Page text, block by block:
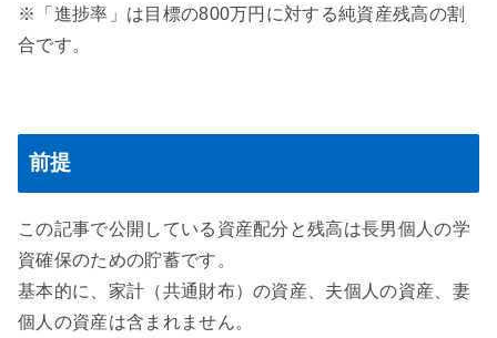
※「進捗率」は目標の800万円に対する純資産残高の割
合です。
前提
この記事で公開している資産配分と残高は長男個人の学
資確保のための貯蓄です。
基本的に、家計（共通財布）の資産、夫個人の資産、妻
個人の資産は含まれません。